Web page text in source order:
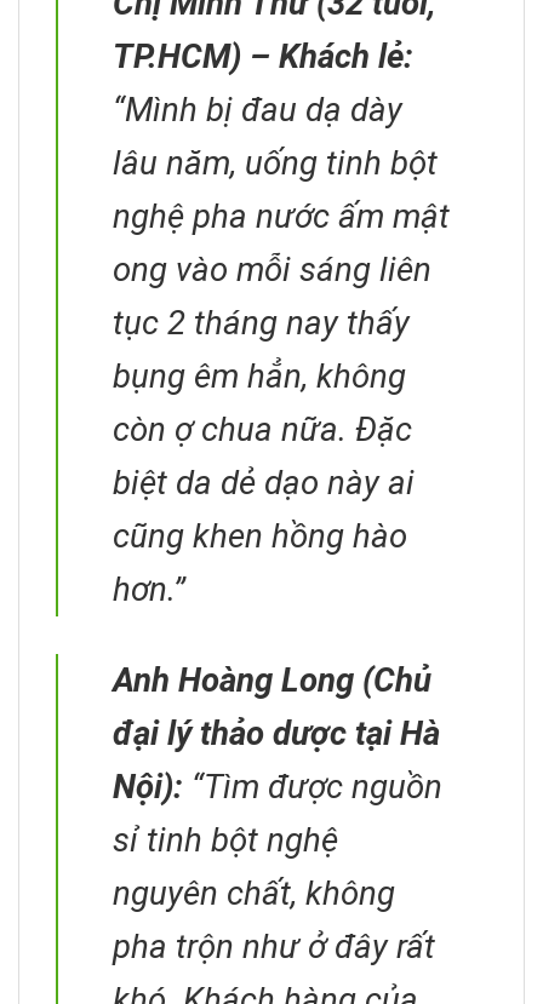
TP.HCM) – Khách lẻ:
“Mình bị đau dạ dày
lâu năm, uống tinh bột
nghệ pha nước ấm mật
ong vào mỗi sáng liên
tục 2 tháng nay thấy
bụng êm hẳn, không
còn ợ chua nữa. Đặc
biệt da dẻ dạo này ai
cũng khen hồng hào
hơn.”
Anh Hoàng Long (Chủ
đại lý thảo dược tại Hà
Nội): “Tìm được nguồn
sỉ tinh bột nghệ
nguyên chất, không
pha trộn như ở đây rất